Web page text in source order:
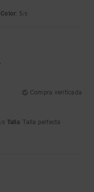
Color: 5/5
Compra verificada
/5 Talla: Talla perfecta